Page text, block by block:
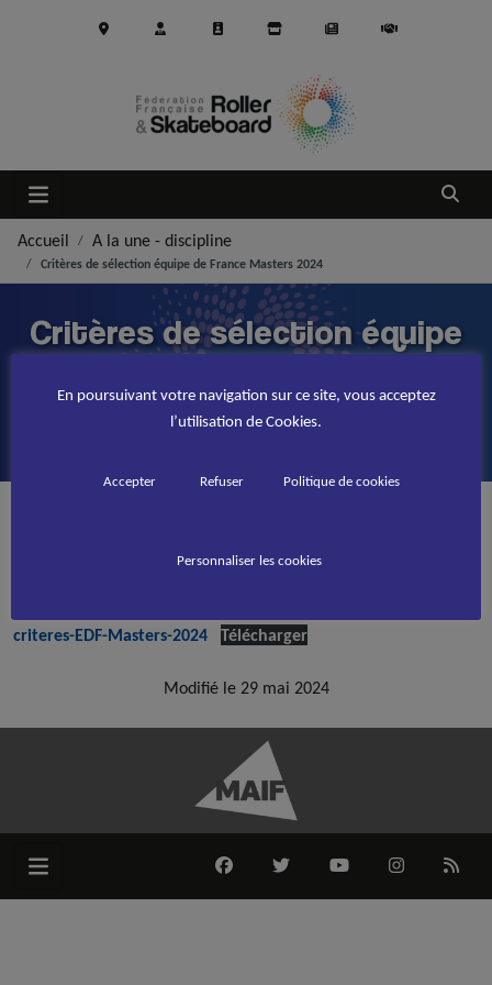
Ouvrir
Accueil A la une - discipline
Critères de sélection équipe de France Masters 2024
Critères de sélection équipe
de France Masters 2024
Vous trouverez ci-dessous les critères de sélection pour l’équipe
criteres-EDF-Masters-2024 Télécharger
Modifié le 29 mai 2024
FACEBOOKTWITTERYOUTUBEINSTAGRAM
RSS
En poursuivant votre navigation sur ce site, vous acceptez
l’utilisation de Cookies.
Accepter Refuser Politique de cookies
Personnaliser les cookies